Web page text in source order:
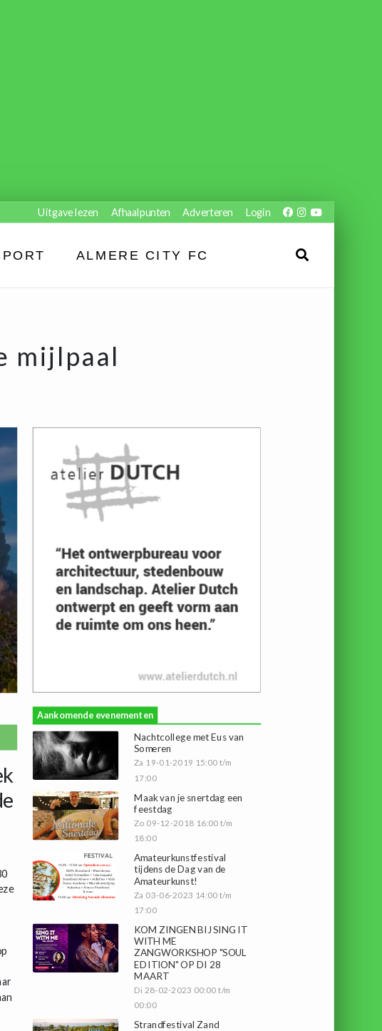
Uitgave lezen Afhaalpunten Adverteren Login
ALMERE CITY FC
mijlpaal
Aankomende evenementen
Nachtcollege met Eus van
Someren
Za 19-01-2019 15:00 t/m
17:00
Maak van je snertdag een
feestdag
Zo 09-12-2018 16:00 t/m
18:00
Amateurkunstfestival
tijdens de Dag van de
Amateurkunst!
Za 03-06-2023 14:00 t/m
17:00
KOM ZINGEN BIJ SING IT
WITH ME
ZANGWORKSHOP "SOUL
EDITION" OP DI 28
MAART
Di 28-02-2023 00:00 t/m
00:00
Strandfestival Zand